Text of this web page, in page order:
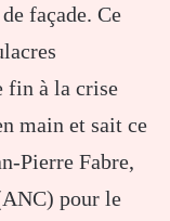
façade. Ce
fin à la crise
main et sait ce
Pierre Fabre,
pour le